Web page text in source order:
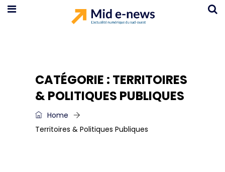
CATÉGORIE : TERRITOIRES
& POLITIQUES PUBLIQUES
Home
Territoires & Politiques Publiques